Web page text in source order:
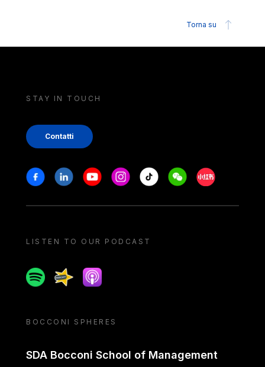
Torna su
STAY IN TOUCH
Contatti
Stay in touch
FacebookLinkedinYoutubeInstagram
Tiktok WeechatXiaohongshu/
LISTEN TO OUR PODCAST
SpotifySpreakerApple podcast
BOCCONI SPHERES
SDA Bocconi School of Management